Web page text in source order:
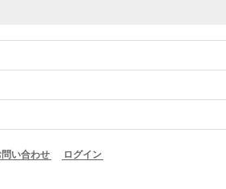
問い合わせ ログイン